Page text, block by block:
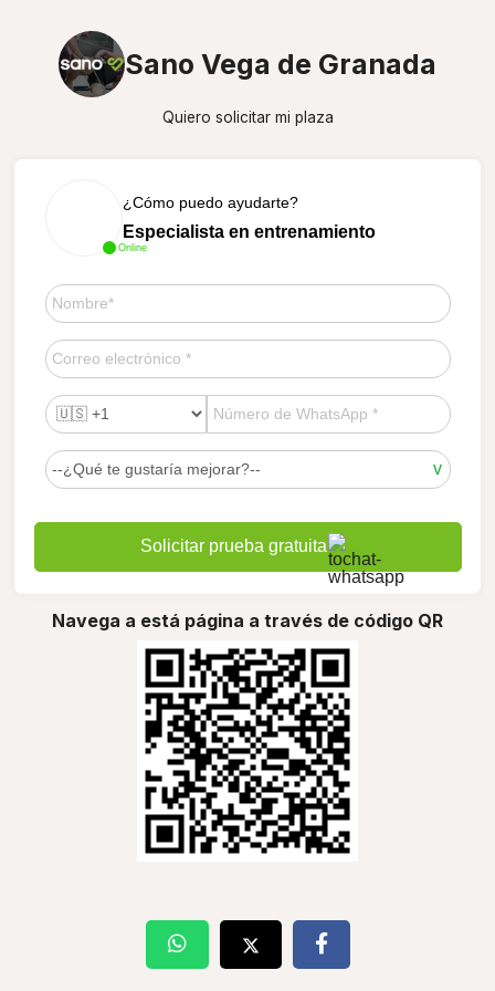
Sano Vega de Granada
Quiero solicitar mi plaza
Online
¿Cómo puedo ayudarte?
Especialista en entrenamiento
Solicitar prueba gratuita
Navega a está página a través de código QR